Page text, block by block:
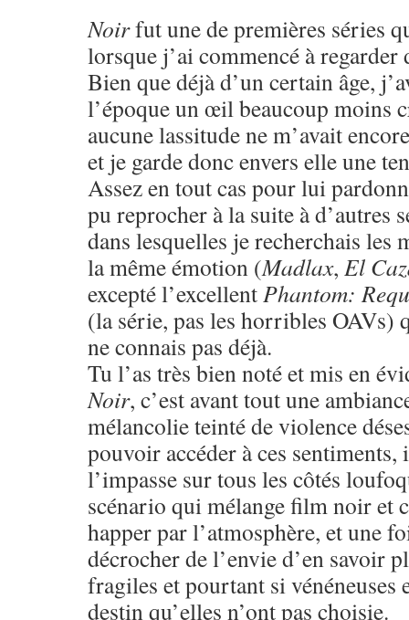
Noirfut une de premières séries
lorsque j’ai commencé à regarder
Bien que déjà d’un certain âge,
l’époque un œil beaucoup moins
aucune lassitude ne m’avait
et je garde donc envers elle une
Assez en tout cas pour lui
pu reprocher à la suite à d’autres
dans lesquelles je recherchais les
la même émotion (Madlax, El
excepté l’excellent Phantom:
(la série, pas les horribles OAVs)
ne connais pas déjà.
Tu l’as très bien noté et mis en
Noir, c’est avant tout une
mélancolie teinté de violence
pouvoir accéder à ces
l’impasse sur tous les côtés
scénario qui mélange film noir et
happer par l’atmosphère, et une
décrocher de l’envie d’en savoir
fragiles et pourtant si vénéneuses
destin qu’elles n’ont pas choisie.